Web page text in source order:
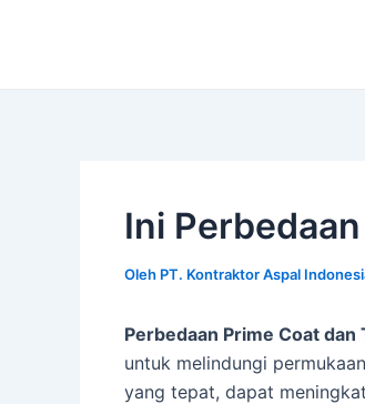
Ini
Oleh PT. Kontraktor Aspal
Perbedaan Prime Coat dan
untuk melindungi
yang tepat, dapat